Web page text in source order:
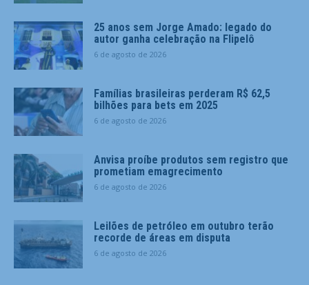
25 anos sem Jorge Amado: legado do
autor ganha celebração na Flipelô
6 de agosto de 2026
Famílias brasileiras perderam R$ 62,5
bilhões para bets em 2025
6 de agosto de 2026
Anvisa proíbe produtos sem registro que
prometiam emagrecimento
6 de agosto de 2026
Leilões de petróleo em outubro terão
recorde de áreas em disputa
6 de agosto de 2026